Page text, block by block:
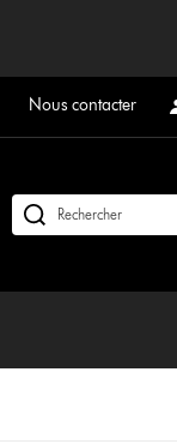
Nous contacter
Rechercher